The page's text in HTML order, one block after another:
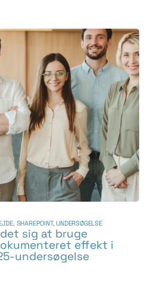
, SHAREPOINT,UNDERSØGELSE
sig at bruge
effekt i
undersøgelse